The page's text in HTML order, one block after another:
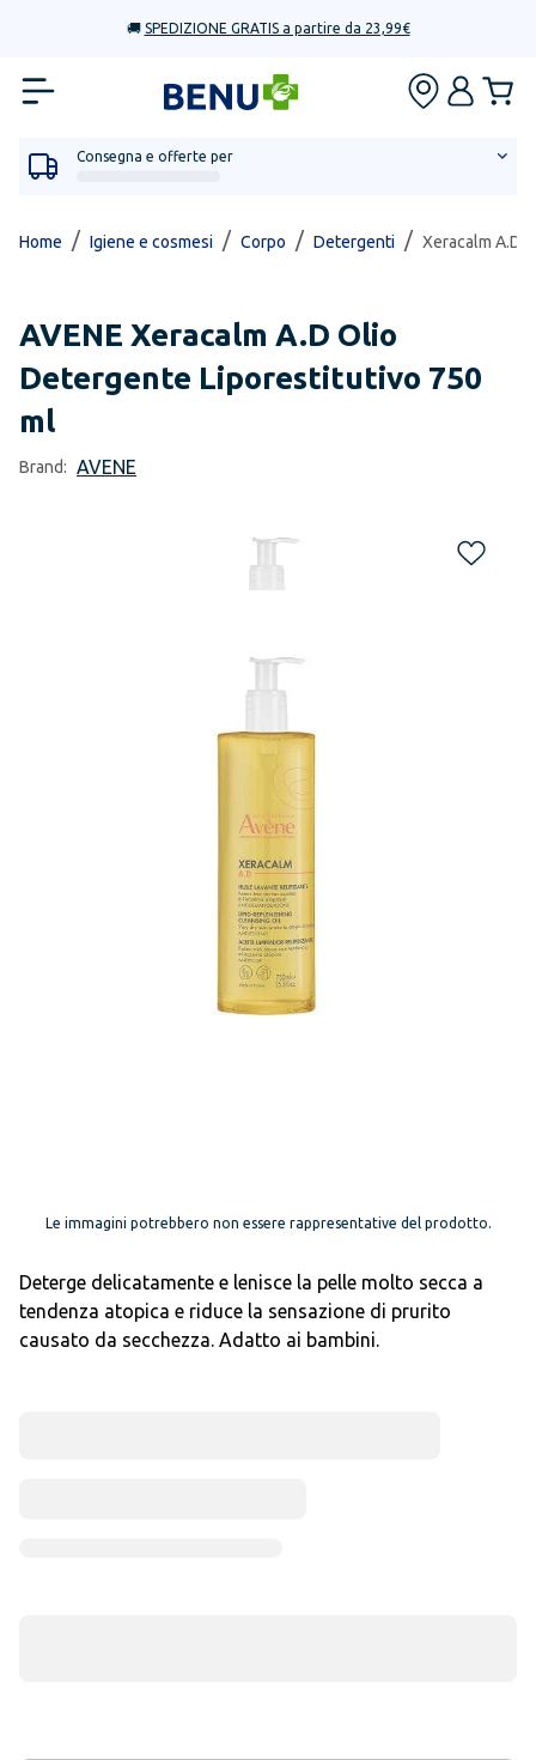
🚚 SPEDIZIONE GRATIS a partire da 23,99€
Consegna e offerte per
Home / Igiene e cosmesi / Corpo / Detergenti / Xeracalm A.D
AVENE Xeracalm A.D Olio
Detergente Liporestitutivo 750
ml
Brand: AVENE
Le immagini potrebbero non essere rappresentative del prodotto.
Deterge delicatamente e lenisce la pelle molto secca a
tendenza atopica e riduce la sensazione di prurito
causato da secchezza. Adatto ai bambini.